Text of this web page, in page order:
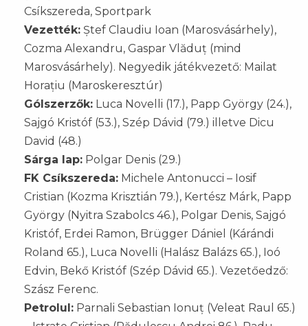
Csíkszereda, Sportpark
Vezették: Ștef Claudiu Ioan (Marosvásárhely),
Cozma Alexandru, Gaspar Vlăduț (mind
Marosvásárhely). Negyedik játékvezető: Mailat
Horațiu (Maroskeresztúr)
Gólszerzők: Luca Novelli (17.), Papp György (24.),
Sajgó Kristóf (53.), Szép Dávid (79.) illetve Dicu
David (48.)
Sárga lap: Polgar Denis (29.)
FK Csíkszereda: Michele Antonucci – Iosif
Cristian (Kozma Krisztián 79.), Kertész Márk, Papp
György (Nyitra Szabolcs 46.), Polgar Denis, Sajgó
Kristóf, Erdei Ramon, Brügger Dániel (Kárándi
Roland 65.), Luca Novelli (Halász Balázs 65.), Ioó
Edvin, Bekő Kristóf (Szép Dávid 65.). Vezetőedző:
Szász Ferenc.
Petrolul: Parnali Sebastian Ionuț (Veleat Raul 65.)